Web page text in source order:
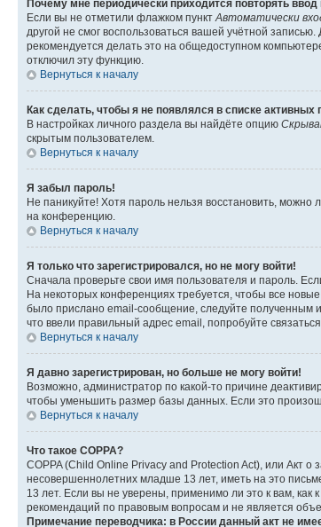
Почему мне периодически приходится повторять
Если вы не отметили флажком пунктАвтоматически
другой не смог воспользоваться вашей учётной
рекомендуется делать это на общедоступном
отключил эту функцию.
Вернуться к началу
Как сделать, чтобы я не появлялся в списке активных
В настройках личного раздела вы найдёте опцию
скрытым пользователем.
Вернуться к началу
Я забыл пароль!
Не паникуйте! Хотя пароль нельзя восстановить,
на конференцию.
Вернуться к началу
Я только что зарегистрировался, но не могу войти!
Сначала проверьте свои имя пользователя и пароль.
На некоторых конференциях требуется, чтобы все
было прислано email-сообщение, следуйте полученным
что ввели правильный адрес email, попробуйте
Вернуться к началу
Я давно зарегистрирован, но больше не могу войти!
Возможно, администратор по какой-то причине
чтобы уменьшить размер базы данных. Если это
Вернуться к началу
Что такое COPPA?
COPPA (Child Online Privacy and Protection Act), или Акт
несовершеннолетних младше 13 лет, иметь на это
13 лет. Если вы не уверены, применимо ли это к вам,
рекомендаций по правовым вопросам и не является
Примечание переводчика: в России данный акт не